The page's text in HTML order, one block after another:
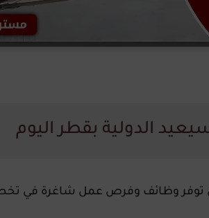
الدولية بقطر اليوم
توفر وظائف وفرص عمل شاغرة في